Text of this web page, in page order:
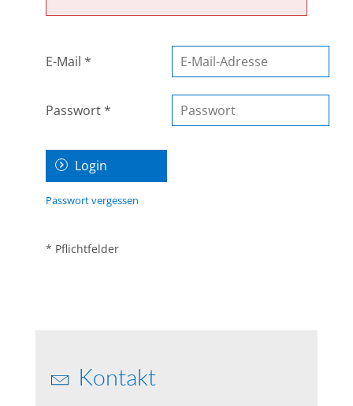
E-Mail *
Passwort *
Passwort vergessen
* Pflichtfelder
Kontakt